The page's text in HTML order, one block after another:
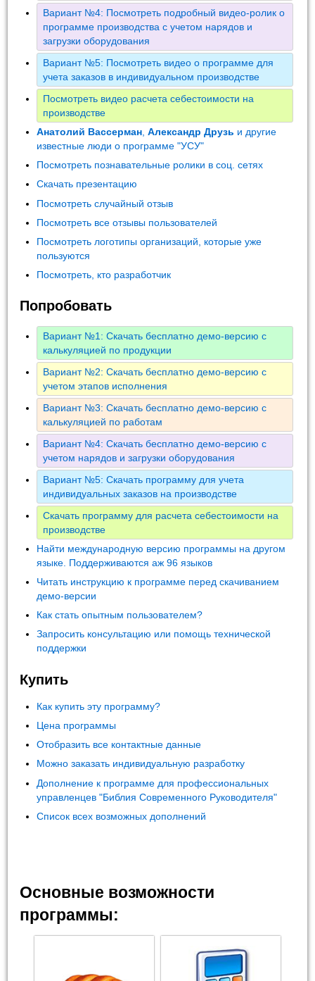
Вариант №4: Посмотреть подробный видео-ролик о
программе производства с учетом нарядов и
загрузки оборудования
Вариант №5: Посмотреть видео о программе для
учета заказов в индивидуальном производстве
Посмотреть видео расчета себестоимости на
производстве
Анатолий Вассерман ,Александр Друзь и другие
известные люди о программе "УСУ"
Посмотреть познавательные ролики в соц. сетях
Скачать презентацию
Посмотреть случайный отзыв
Посмотреть все отзывы пользователей
Посмотреть логотипы организаций, которые уже
пользуются
Посмотреть, кто разработчик
Попробовать
Вариант №1: Скачать бесплатно демо-версию с
калькуляцией по продукции
Вариант №2: Скачать бесплатно демо-версию с
учетом этапов исполнения
Вариант №3: Скачать бесплатно демо-версию с
калькуляцией по работам
Вариант №4: Скачать бесплатно демо-версию с
учетом нарядов и загрузки оборудования
Вариант №5: Скачать программу для учета
индивидуальных заказов на производстве
Скачать программу для расчета себестоимости на
производстве
Найти международную версию программы на другом
языке. Поддерживаются аж 96 языков
Читать инструкцию к программе перед скачиванием
демо-версии
Как стать опытным пользователем?
Запросить консультацию или помощь технической
поддержки
Купить
Как купить эту программу?
Цена программы
Отобразить все контактные данные
Можно заказать индивидуальную разработку
Дополнение к программе для профессиональных
управленцев "Библия Современного Руководителя"
Список всех возможных дополнений
Основные возможности
программы: